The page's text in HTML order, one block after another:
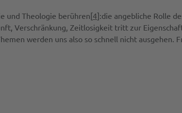
und Theologie berühren[4]:die angebliche Rolle
Verschränkung, Zeitlosigkeit tritt zur
werden uns also so schnell nicht ausgehen.